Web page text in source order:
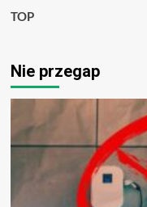
TOP
Nie przegap